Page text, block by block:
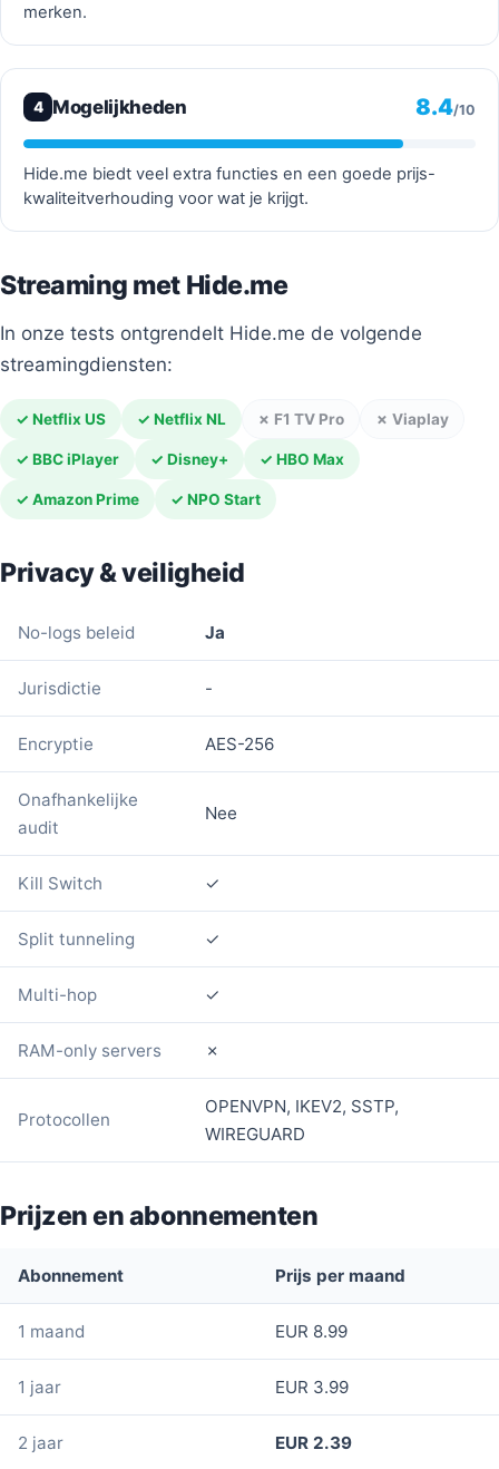
merken.
4 Mogelijkheden 8.4/10
Hide.me biedt veel extra functies en een goede prijs-
kwaliteitverhouding voor wat je krijgt.
Streaming met Hide.me
In onze tests ontgrendelt Hide.me de volgende
streamingdiensten:
✓ Netflix US ✓ Netflix NL ✗ F1 TV Pro ✗ Viaplay
✓ BBC iPlayer ✓ Disney+ ✓ HBO Max
✓ Amazon Prime ✓ NPO Start
Privacy & veiligheid
No-logs beleid Ja
Jurisdictie -
Encryptie AES-256
Onafhankelijke
audit
Nee
Kill Switch ✓
Split tunneling ✓
Multi-hop ✓
RAM-only servers ✗
Protocollen
OPENVPN, IKEV2, SSTP,
WIREGUARD
Prijzen en abonnementen
Abonnement Prijs per maand
1 maand EUR 8.99
1 jaar EUR 3.99
2 jaar EUR 2.39